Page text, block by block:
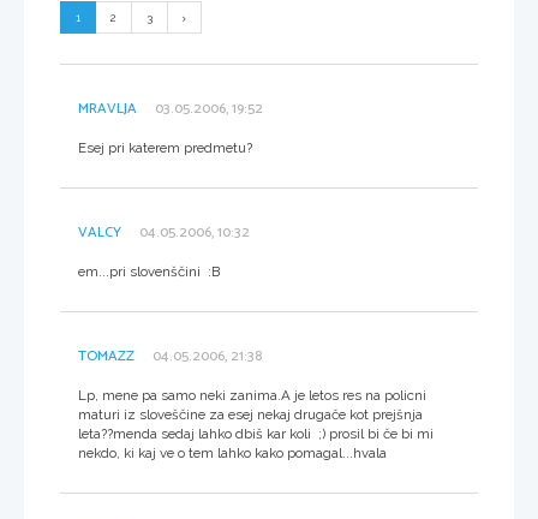
1 2 3
MRAVLJA 03.05.2006, 19:52
Esej pri katerem predmetu?
VALCY 04.05.2006, 10:32
em...pri slovenščini :B
TOMAZZ 04.05.2006, 21:38
Lp, mene pa samo neki zanima.A je letos res na policni
maturi iz sloveščine za esej nekaj drugače kot prejšnja
leta??menda sedaj lahko dbiš kar koli ;) prosil bi če bi mi
nekdo, ki kaj ve o tem lahko kako pomagal...hvala